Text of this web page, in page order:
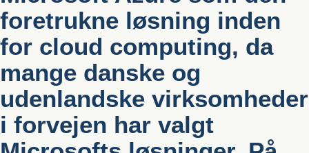
foretrukne løsning inden
for cloud computing, da
mange danske og
udenlandske virksomheder
i forvejen har valgt